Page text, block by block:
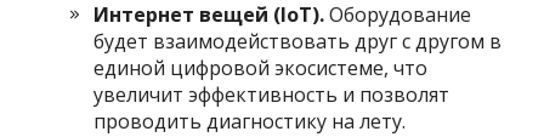
Интернет вещей (IoT).Оборудование
будет взаимодействовать друг с другом в
единой цифровой экосистеме, что
увеличит эффективность и позволят
проводить диагностику на лету.